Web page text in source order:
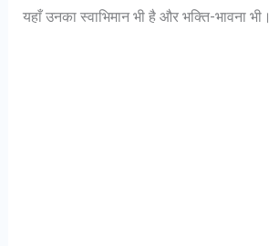
यहाँ उनका स्वाभिमान भी है और भक्ति-भावना भी।